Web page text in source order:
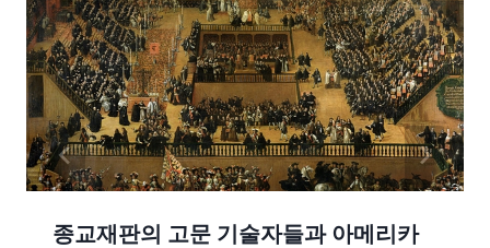
종교재판의 고문 기술자들과 아메리카